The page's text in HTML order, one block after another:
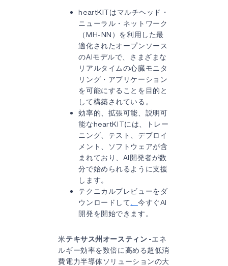
heartKITはマルチヘッド・
ニューラル・ネットワーク
（MH-NN）を利用した最
適化されたオープンソース
のAIモデルで、さまざまな
リアルタイムの心臓モニタ
リング・アプリケーション
を可能にすることを目的と
して構築されている。
効率的、拡張可能、説明可
能なheartKITには、トレー
ニング、テスト、デプロイ
メント、ソフトウェアが含
まれており、AI開発者が数
分で始められるように支援
します。
テクニカルプレビューをダ
ウンロードして
今すぐAI
開発を開始できます。
米テキサス州オースティン -エネ
ルギー効率を数倍に高める超低消
費電力半導体ソリューションの大